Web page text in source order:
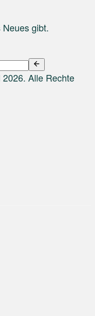
gibt.
Alle Rechte